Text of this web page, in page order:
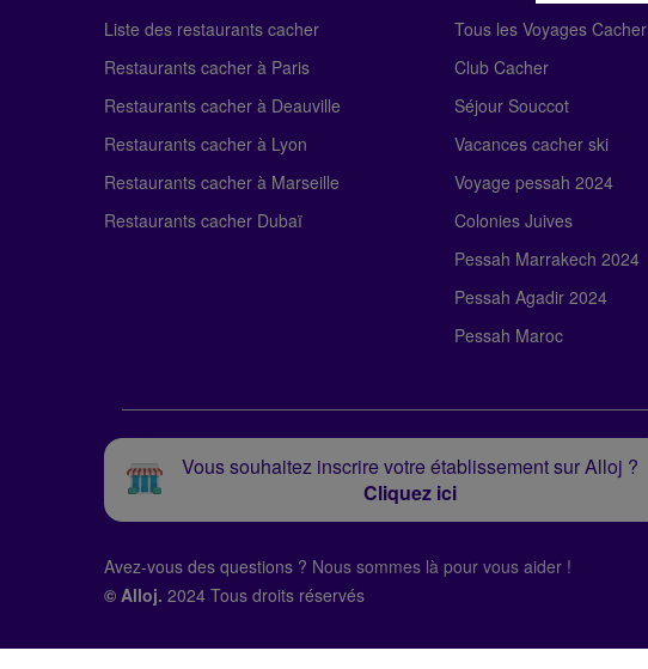
Liste des restaurants cacher
Restaurants cacher à Paris
Restaurants cacher à Deauville
Restaurants cacher à Lyon
Restaurants cacher à Marseille
Restaurants cacher Dubaï
Tous les Voyages Cacher
Club Cacher
Séjour Souccot
Vacances cacher ski
Voyage pessah 2024
Colonies Juives
Pessah Marrakech 2024
Pessah Agadir 2024
Pessah Maroc
Vous souhaitez inscrire votre établissement sur Alloj ?
Cliquez ici
Avez-vous des questions ? Nous sommes là pour vous aider !
© Alloj. 2024 Tous droits réservés